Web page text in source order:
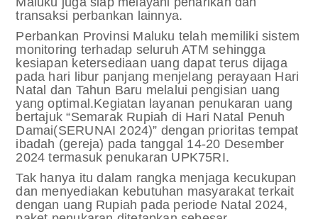
transaksi perbankan lainnya.
Perbankan Provinsi Maluku telah memiliki sistem
monitoring terhadap seluruh ATM sehingga
kesiapan ketersediaan uang dapat terus dijaga
pada hari libur panjang menjelang perayaan Hari
Natal dan Tahun Baru melalui pengisian uang
yang optimal.Kegiatan layanan penukaran uang
bertajuk “Semarak Rupiah di Hari Natal Penuh
Damai(SERUNAI 2024)” dengan prioritas tempat
ibadah (gereja) pada tanggal 14-20 Desember
2024 termasuk penukaran UPK75RI.
Tak hanya itu dalam rangka menjaga kecukupan
dan menyediakan kebutuhan masyarakat terkait
dengan uang Rupiah pada periode Natal 2024,